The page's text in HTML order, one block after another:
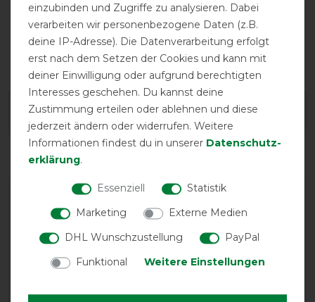
wasserdicht
Herstellergarantie
einzubinden und Zugriffe zu analysieren. Dabei
verarbeiten wir personenbezogene Daten (z.B.
deine IP-Adresse). Die Datenverarbeitung erfolgt
erst nach dem Setzen der Cookies und kann mit
deiner Einwilligung oder aufgrund berechtigten
Interesses geschehen. Du kannst deine
Zustimmung erteilen oder ablehnen und diese
jederzeit ändern oder widerrufen. Weitere
Informationen findest du in unserer Daten­schutz­
erklärung.
Essenziell
Statistik
Marketing
Externe Medien
DHL Wunschzustellung
PayPal
Funktional
Weitere Einstellungen